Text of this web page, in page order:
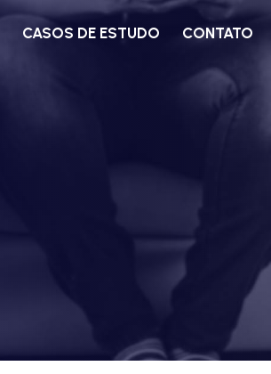
CASOS DE ESTUDO CONTATO